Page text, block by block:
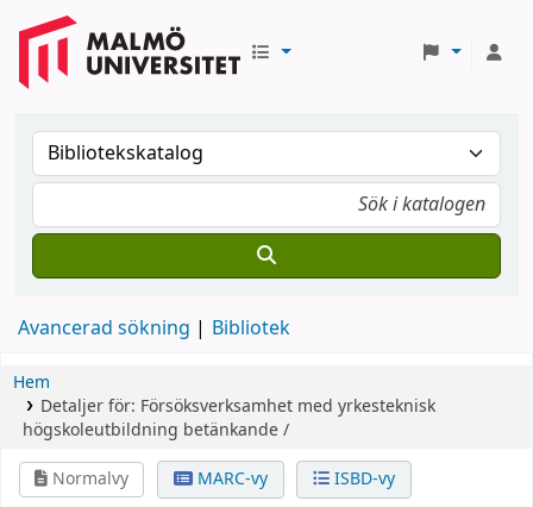
Avancerad sökning Bibliotek
Hem
Detaljer för: Försöksverksamhet med yrkesteknisk
högskoleutbildning betänkande /
Normalvy
MARC-vy ISBD-vy